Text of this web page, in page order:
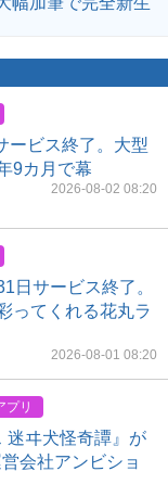
ービス終了。大型
9カ月で幕
2026-08-02 08:20
日サービス終了。
ってくれる花丸ラ
2026-08-01 08:20
プリ
迷ヰ犬怪奇譚』が
会社アンビショ